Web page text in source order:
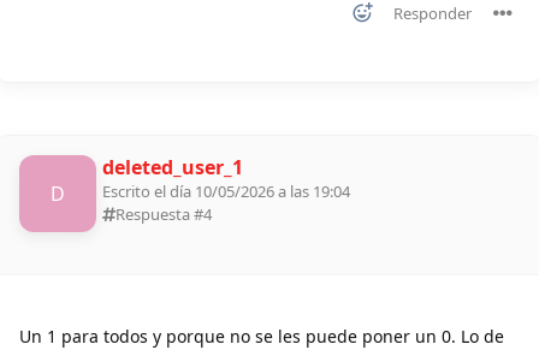
Responder
D
deleted_user_1
Escrito el día 10/05/2026 a las 19:04
Respuesta #4
Un 1 para todos y porque no se les puede poner un 0. Lo de